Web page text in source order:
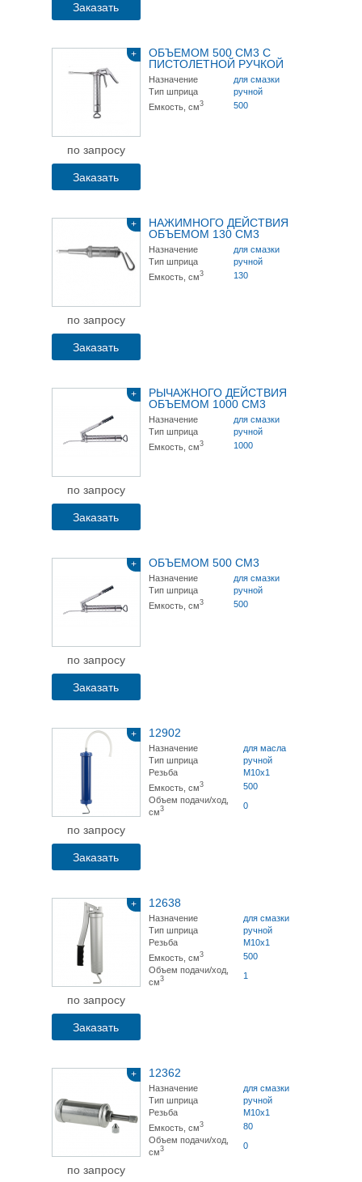
Заказать
+
по запросу
Заказать
ОБЪЕМОМ 500 СМ3 С
ПИСТОЛЕТНОЙ РУЧКОЙ
Назначение
для смазки
Тип шприца
ручной
Емкость, см3 500
+
по запросу
Заказать
НАЖИМНОГО ДЕЙСТВИЯ
ОБЪЕМОМ 130 СМ3
Назначение
для смазки
Тип шприца
ручной
Емкость, см3 130
+
по запросу
Заказать
РЫЧАЖНОГО ДЕЙСТВИЯ
ОБЪЕМОМ 1000 СМ3
Назначение
для смазки
Тип шприца
ручной
Емкость, см3 1000
+
по запросу
Заказать
ОБЪЕМОМ 500 СМ3
Назначение
для смазки
Тип шприца
ручной
Емкость, см3 500
+
по запросу
Заказать
12902
Назначение
для масла
Тип шприца
ручной
Резьба
М10х1
Емкость, см3
500
Объем подачи/ход,
см3 0
+
по запросу
Заказать
12638
Назначение
для смазки
Тип шприца
ручной
Резьба
М10х1
Емкость, см3
500
Объем подачи/ход,
см3 1
+
по запросу
12362
Назначение
для смазки
Тип шприца
ручной
Резьба
М10х1
Емкость, см3
80
Объем подачи/ход,
см3 0